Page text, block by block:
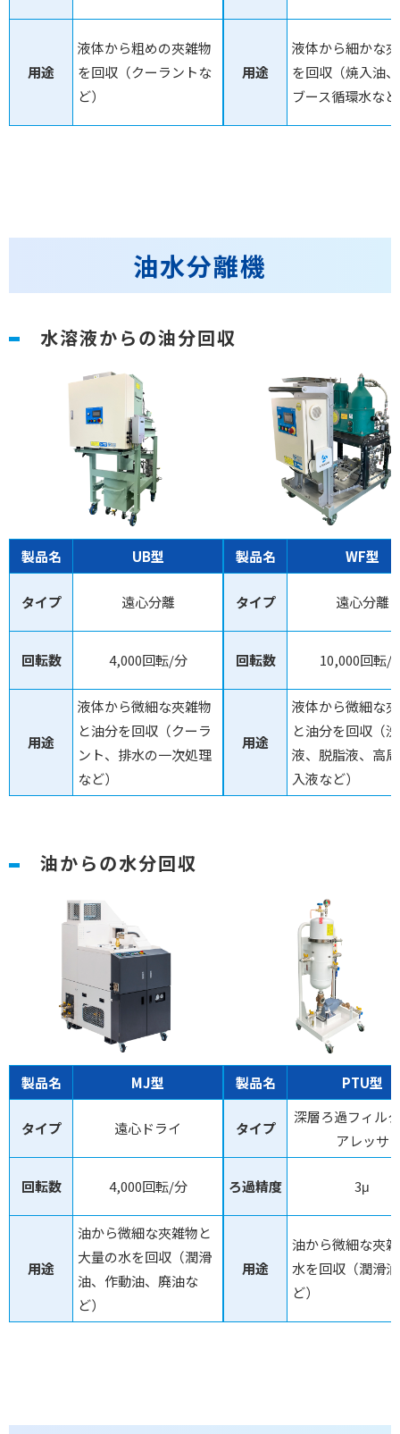
用途
液体から粗めの夾雑物
を回収（クーラントな
ど）
用途
液体から細かな
を回収（焼入油
ブース循環水な
油水分離機
水溶液からの油分回収
製品名 UB型
タイプ 遠心分離
回転数 4,000回転/分
用途
液体から微細な夾雑物
と油分を回収（クーラ
ント、排水の一次処理
など）
製品名 WF型
タイプ 遠心分離
回転数 10,000回転/
用途
液体から微細な
と油分を回収（
液、脱脂液、高
入液など）
油からの水分回収
製品名 MJ型
タイプ 遠心ドライ
回転数 4,000回転/分
用途
油から微細な夾雑物と
大量の水を回収（潤滑
油、作動油、廃油な
ど）
製品名 PTU型
タイプ
深層ろ過フィル
アレッサ
ろ過精度 3μ
用途
油から微細な夾
水を回収（潤滑
ど）